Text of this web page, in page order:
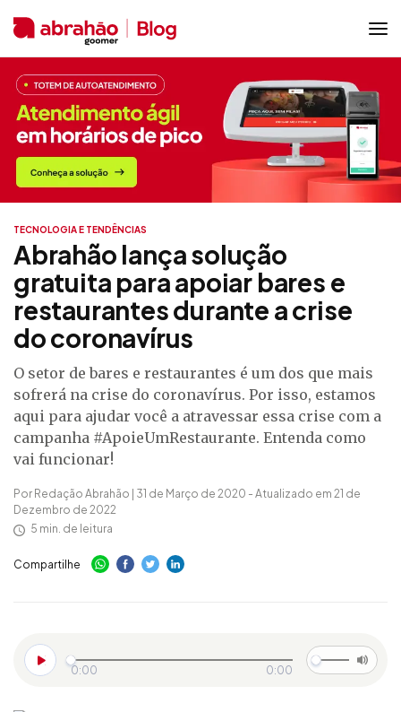
TECNOLOGIA E TENDÊNCIAS
Abrahão lança solução
gratuita para apoiar bares e
restaurantes durante a crise
do coronavírus
O setor de bares e restaurantes é um dos que mais
sofrerá na crise do coronavírus. Por isso, estamos
aqui para ajudar você a atravessar essa crise com a
campanha #ApoieUmRestaurante. Entenda como
vai funcionar!
Por Redação Abrahão | 31 de Março de 2020 - Atualizado em 21 de
Dezembro de 2022
5 min. de leitura
Compartilhe
0:00 0:00